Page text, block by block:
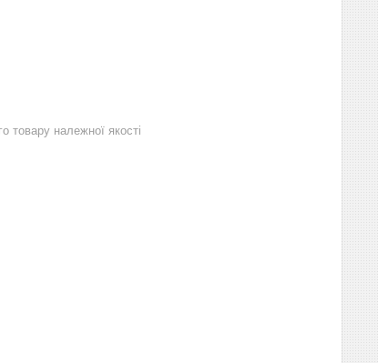
товару належної якості